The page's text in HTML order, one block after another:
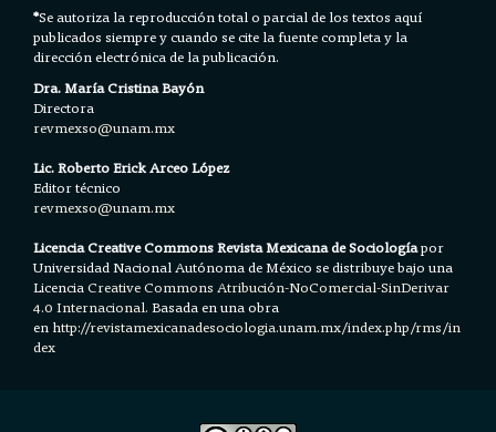
*Se autoriza la reproducción total o parcial de los textos aquí
publicados siempre y cuando se cite la fuente completa y la
dirección electrónica de la publicación.
Dra. María Cristina Bayón
Directora
revmexso@unam.mx
Lic. Roberto Erick Arceo López
Editor técnico
revmexso@unam.mx
Licencia Creative Commons Revista Mexicana de Sociologíapor
Universidad Nacional Autónoma de México se distribuye bajo una
LicenciaCreative Commons Atribución-NoComercial-SinDerivar
4.0 Internacional.Basada en una obra
en http://revistamexicanadesociologia.unam.mx/index.php/rms/in
dex